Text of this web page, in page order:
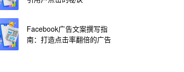
Facebook广告文案撰写指
南：打造点击率翻倍的广告